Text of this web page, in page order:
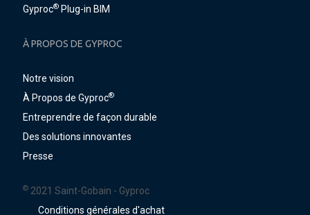
Gyproc® Plug-in BIM
À PROPOS DE GYPROC
Notre vision
À Propos de Gyproc®
Entreprendre de façon durable
Des solutions innovantes
Presse
© 2021 Saint-Gobain - Gyproc
Conditions générales d'achat